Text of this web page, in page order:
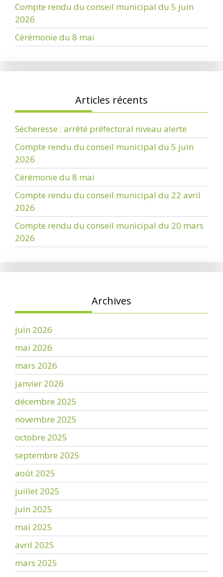
Compte rendu du conseil municipal du 5 juin
2026
Cérémonie du 8 mai
Articles récents
Sécheresse : arrêté préfectoral niveau alerte
Compte rendu du conseil municipal du 5 juin
2026
Cérémonie du 8 mai
Compte rendu du conseil municipal du 22 avril
2026
Compte rendu du conseil municipal du 20 mars
2026
Archives
juin 2026
mai 2026
mars 2026
janvier 2026
décembre 2025
novembre 2025
octobre 2025
septembre 2025
août 2025
juillet 2025
juin 2025
mai 2025
avril 2025
mars 2025